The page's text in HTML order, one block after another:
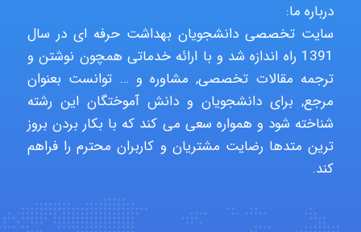
Rtk2099
Arshiaaihsra
ABOALFZAL ZAREI
درباره ما:
سایت تخصصی دانشجویان بهداشت حرفه ای در سال
1391 راه اندازه شد و با ارائه خدماتی همچون نوشتن و
ترجمه مقالات تخصصی, مشاوره و … توانست بعنوان
مرجع, برای دانشجویان و دانش آموختگان این رشته
شناخته شود و همواره سعی می کند که با بکار بردن بروز
ترین متدها رضایت مشتریان و کاربران محترم را فراهم
کند.